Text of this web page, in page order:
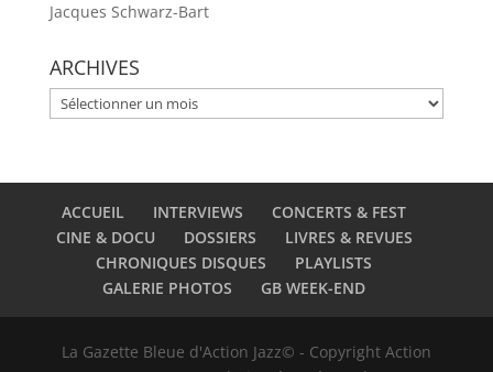
Jacques Schwarz-Bart
ARCHIVES
ARCHIVES
ACCUEIL INTERVIEWS
CONCERTS & FEST
CINE & DOCU
DOSSIERS
LIVRES & REVUES
CHRONIQUES DISQUES
PLAYLISTS
GALERIE PHOTOS
GB WEEK-END
La Gazette Bleue d'Action Jazz© - Copyright Action